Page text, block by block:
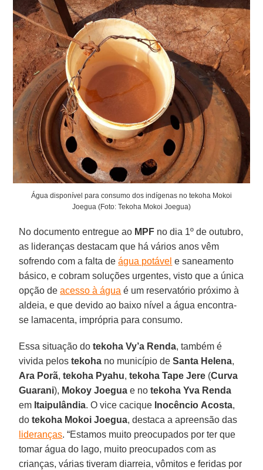
Água disponível para consumo dos indígenas no tekoha Mokoi
Joegua (Foto: Tekoha Mokoi Joegua)
No documento entregue ao MPF no dia 1º de outubro,
as lideranças destacam que há vários anos vêm
sofrendo com a falta deágua potável e saneamento
básico, e cobram soluções urgentes, visto que a única
opção deacesso à água é um reservatório próximo à
aldeia, e que devido ao baixo nível a água encontra-
se lamacenta, imprópria para consumo.
Essa situação dotekoha Vy’a Renda, também é
vivida pelostekoha no município deSanta Helena,
Ara Porã,tekoha Pyahu,tekoha Tape Jere (Curva
Guarani), Mokoy Joegua e notekoha Yva Renda
em Itaipulândia. O vice cacique Inocêncio Acosta,
dotekoha Mokoi Joegua, destaca a apreensão das
lideranças. “Estamos muito preocupados por ter que
tomar água do lago, muito preocupados com as
crianças, várias tiveram diarreia, vômitos e feridas por